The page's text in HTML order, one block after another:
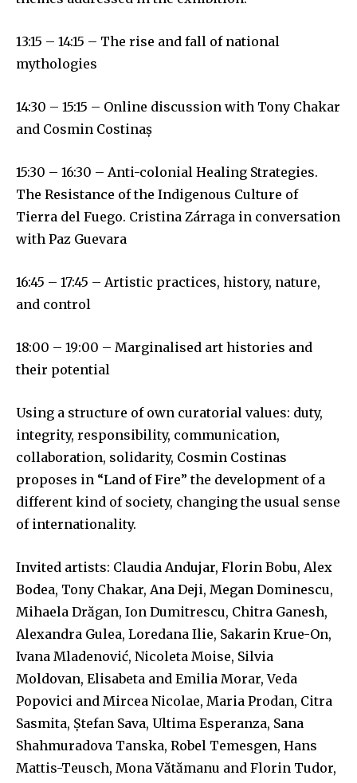
13:15 – 14:15 – The rise and fall of national
mythologies
14:30 – 15:15 – Online discussion with Tony Chakar
and Cosmin Costinaș
15:30 – 16:30 – Anti-colonial Healing Strategies.
The Resistance of the Indigenous Culture of
Tierra del Fuego. Cristina Zárraga in conversation
with Paz Guevara
16:45 – 17:45 – Artistic practices, history, nature,
and control
18:00 – 19:00 – Marginalised art histories and
their potential
Using a structure of own curatorial values: duty,
integrity, responsibility, communication,
collaboration, solidarity, Cosmin Costinas
proposes in “Land of Fire” the development of a
different kind of society, changing the usual sense
of internationality.
Invited artists: Claudia Andujar, Florin Bobu, Alex
Bodea, Tony Chakar, Ana Deji, Megan Dominescu,
Mihaela Drăgan, Ion Dumitrescu, Chitra Ganesh,
Alexandra Gulea, Loredana Ilie, Sakarin Krue-On,
Ivana Mladenović, Nicoleta Moise, Silvia
Moldovan, Elisabeta and Emilia Morar, Veda
Popovici and Mircea Nicolae, Maria Prodan, Citra
Sasmita, Ștefan Sava, Ultima Esperanza, Sana
Shahmuradova Tanska, Robel Temesgen, Hans
Mattis-Teusch, Mona Vătămanu and Florin Tudor,